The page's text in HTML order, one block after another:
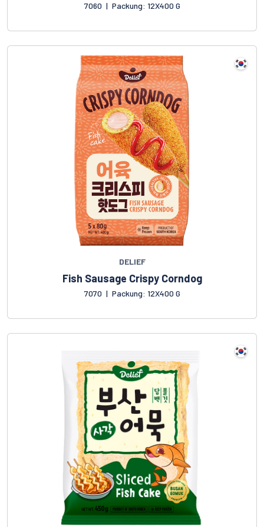
7060 | Packung: 12X400 G
DELIEF
Fish Sausage Crispy Corndog
7070 | Packung: 12X400 G